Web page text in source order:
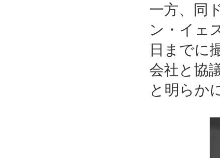
一方、同
ン・イェ
日までに
会社と協
と明らか